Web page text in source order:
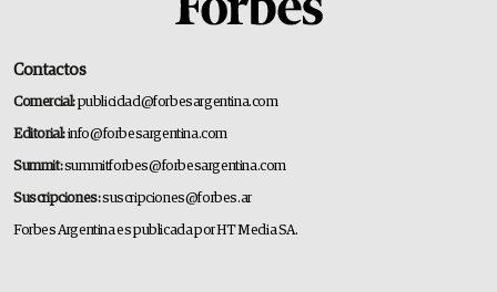
Contactos
Comercial:publicidad@forbesargentina.com
Editorial:info@forbesargentina.com
Summit:summitforbes@forbesargentina.com
Suscripciones:suscripciones@forbes.ar
Forbes Argentina es publicada por HT Media SA.